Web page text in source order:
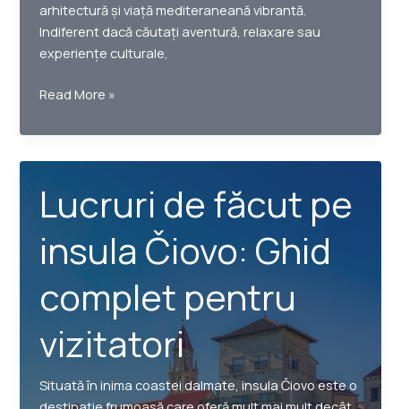
arhitectură și viață mediteraneană vibrantă.
Indiferent dacă căutați aventură, relaxare sau
experiențe culturale,
Lucruri
făcut
pe
Čiovo:
Ghid
complet
pentru
Read More »
Lucruri de făcut pe
insula Čiovo: Ghid
complet pentru
vizitatori
Situată în inima coastei dalmate, insula Čiovo este o